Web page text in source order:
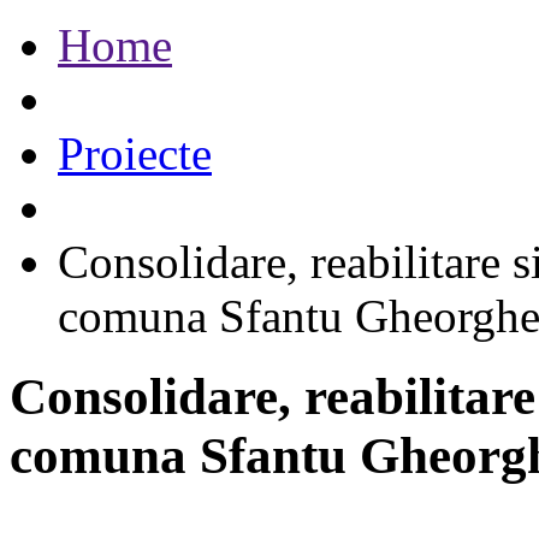
Home
Proiecte
Consolidare, reabilitare
comuna Sfantu
Consolidare,
comuna Sfantu